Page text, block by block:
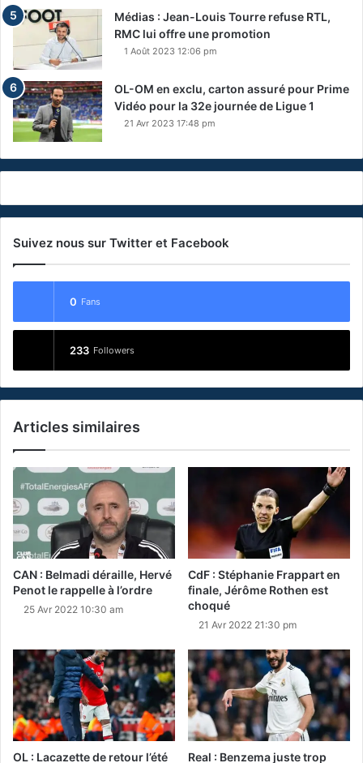
Médias : Jean-Louis Tourre refuse RTL,
RMC lui offre une promotion
1 Août 2023 12:06 pm
OL-OM en exclu, carton assuré pour Prime
Vidéo pour la 32e journée de Ligue 1
21 Avr 2023 17:48 pm
Suivez nous sur Twitter et Facebook
0 Fans
233 Followers
Articles similaires
CAN : Belmadi déraille, Hervé
Penot le rappelle à l’ordre
25 Avr 2022 10:30 am
CdF : Stéphanie Frappart en
finale, Jérôme Rothen est
choqué
21 Avr 2022 21:30 pm
OL : Lacazette de retour l’été Real : Benzema juste trop